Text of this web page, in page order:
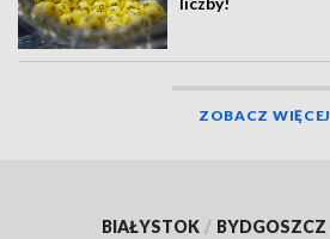
ZOBACZ WIĘCEJ
BIAŁYSTOK / BYDGOSZCZ